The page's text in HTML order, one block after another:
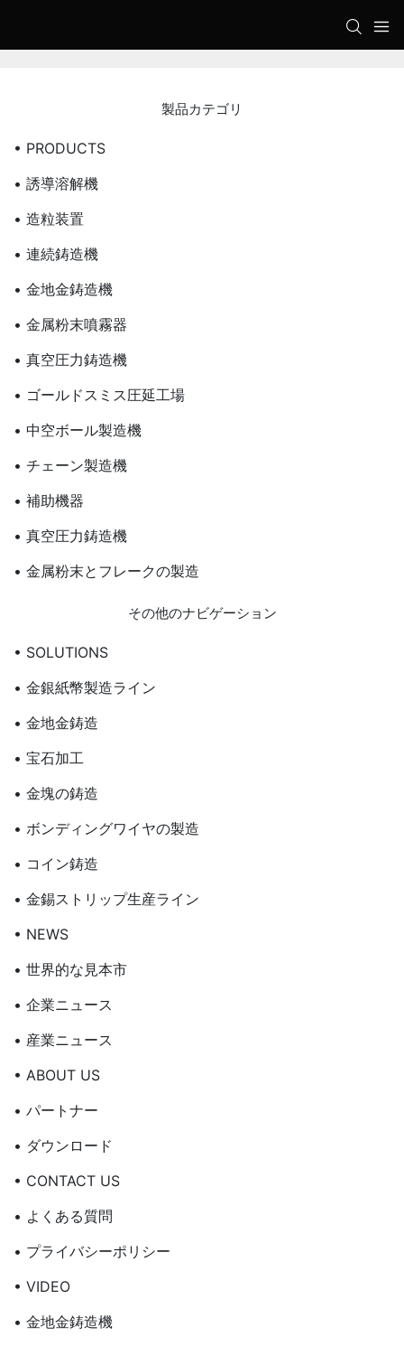
製品カテゴリ
• PRODUCTS
• 誘導溶解機
• 造粒装置
• 連続鋳造機
• 金地金鋳造機
• 金属粉末噴霧器
• 真空圧力鋳造機
• ゴールドスミス圧延工場
• 中空ボール製造機
• チェーン製造機
• 補助機器
• 真空圧力鋳造機
• 金属粉末とフレークの製造
その他のナビゲーション
• SOLUTIONS
• 金銀紙幣製造ライン
• 金地金鋳造
• 宝石加工
• 金塊の鋳造
• ボンディングワイヤの製造
• コイン鋳造
• 金錫ストリップ生産ライン
• NEWS
• 世界的な見本市
• 企業ニュース
• 産業ニュース
• ABOUT US
• パートナー
• ダウンロード
• CONTACT US
• よくある質問
• プライバシーポリシー
• VIDEO
• 金地金鋳造機